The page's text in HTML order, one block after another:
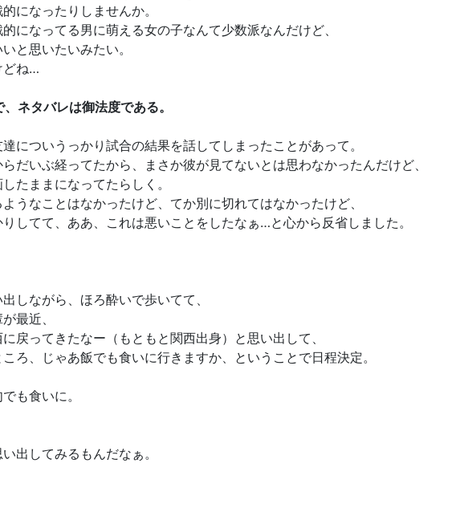
になったりしませんか。
になってる男に萌える女の子なんて少数派なんだけど、
と思いたいみたい。
どね…
ネタバレは御法度である。
についうっかり試合の結果を話してしまったことがあって。
だいぶ経ってたから、まさか彼が見てないとは思わなかったんだけど、
たままになってたらしく。
うなことはなかったけど、てか別に切れてはなかったけど、
してて、ああ、これは悪いことをしたなぁ…と心から反省しました。
しながら、ほろ酔いで歩いてて、
最近、
戻ってきたなー（もともと関西出身）と思い出して、
ろ、じゃあ飯でも食いに行きますか、ということで日程決定。
も食いに。
出してみるもんだなぁ。